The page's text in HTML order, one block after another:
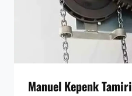
Manuel Kepenk Tamiri